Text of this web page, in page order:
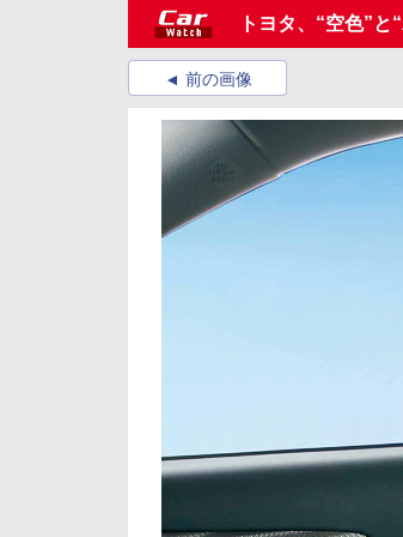
トヨタ、“空色”
前の画像